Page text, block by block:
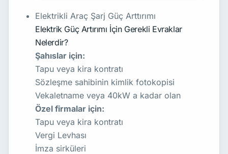
Elektrikli Araç Şarj Güç Arttırımı
Elektrik Güç Artırımı İçin Gerekli Evraklar
Nelerdir?
Şahıslar için:
Tapu veya kira kontratı
Sözleşme sahibinin kimlik fotokopisi
Vekaletname veya 40kW a kadar olan
Özel firmalar için:
Tapu veya kira kontratı
Vergi Levhası
İmza sirküleri